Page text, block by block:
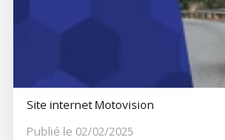
Site internet Motovision
Publié le 02/02/2025